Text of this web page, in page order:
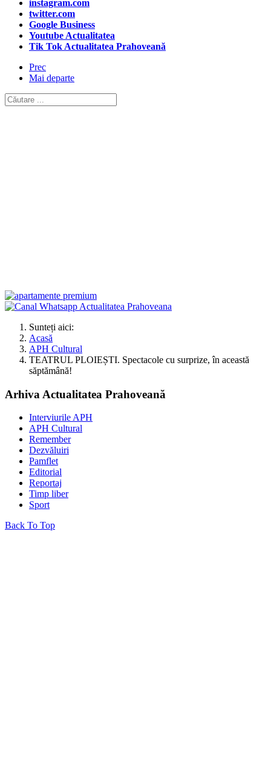
instagram.com
twitter.com
Google Business
Youtube Actualitatea
Tik Tok Actualitatea Prahoveană
Prec
Mai departe
Sunteți aici:
Acasă
APH Cultural
TEATRUL PLOIEȘTI. Spectacole cu surprize, în această
săptămână!
Arhiva Actualitatea Prahoveană
Interviurile APH
APH Cultural
Remember
Dezvăluiri
Pamflet
Editorial
Reportaj
Timp liber
Sport
Back To Top